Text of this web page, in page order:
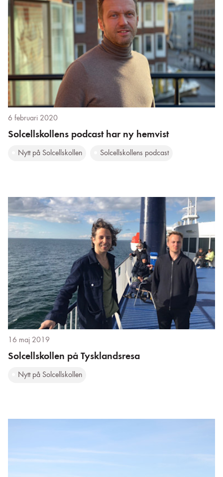
6 februari 2020
Solcellskollens podcast har ny hemvist
Nytt på Solcellskollen Solcellskollens podcast
16 maj 2019
Solcellskollen på Tysklandsresa
Nytt på Solcellskollen